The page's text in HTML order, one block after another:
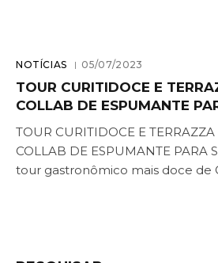
NOTÍCIAS 05/07/2023
TOUR CURITIDOCE E
COLLAB DE ESPUMANTE
TOUR CURITIDOCE E
COLLAB DE ESPUMANTE PARA
tour gastronômico mais doce de